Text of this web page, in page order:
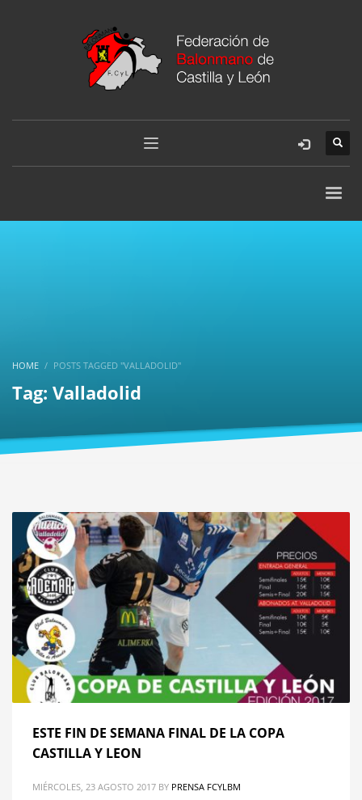
HOME POSTS TAGGED "VALLADOLID"
Tag: Valladolid
ESTE FIN DE SEMANA FINAL DE LA COPA
CASTILLA Y LEON
MIÉRCOLES, 23 AGOSTO 2017 BY PRENSA FCYLBM